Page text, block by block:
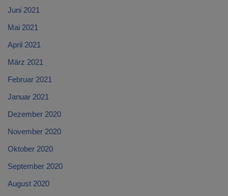
Juni 2021
Mai 2021
April 2021
März 2021
Februar 2021
Januar 2021
Dezember 2020
November 2020
Oktober 2020
September 2020
August 2020